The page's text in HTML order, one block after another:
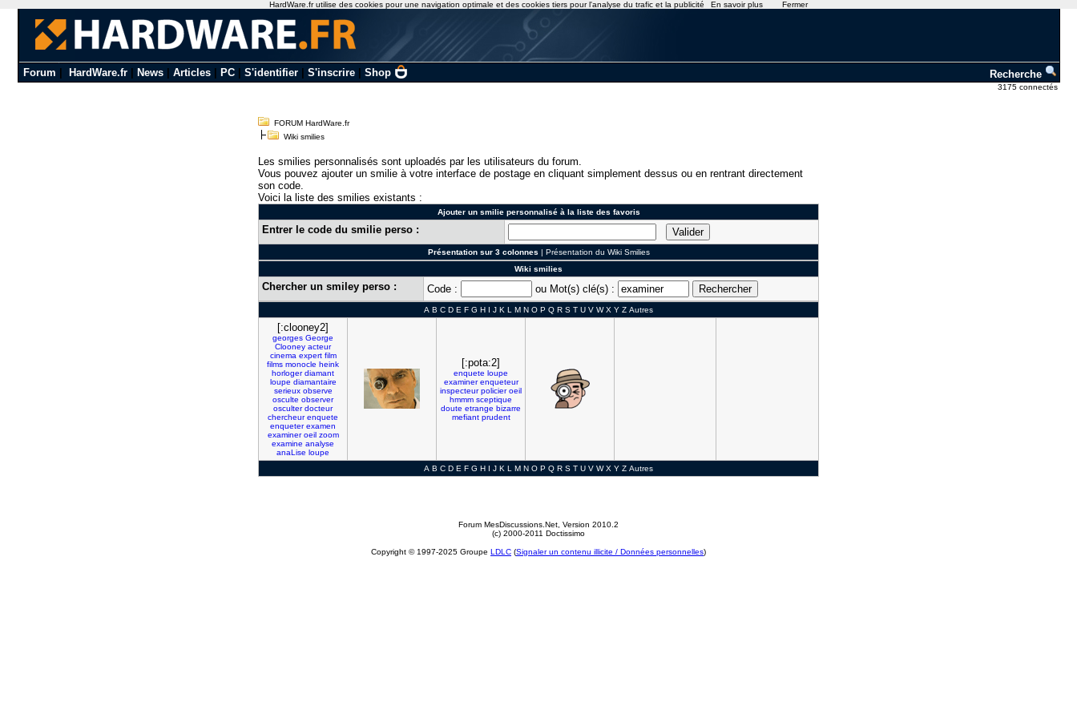
Forum HardWare.fr| News| Articles| PC| S'identifier| S'inscrire| Shop Recherche
3175 connectés
FORUM HardWare.fr
Wiki smilies
Les smilies personnalisés sont uploadés par les utilisateurs du forum.
Vous pouvez ajouter un smilie à votre interface de postage en cliquant simplement dessus ou en rentrant directement
son code.
Voici la liste des smilies existants :
Ajouter un smilie personnalisé à la liste des favoris
Entrer le code du smilie perso :
Présentation sur 3 colonnes | Présentation du Wiki Smilies
Wiki smilies
Chercher un smiley perso : Code : ou Mot(s) clé(s) :
A B C D E F G H I J K L M N O P Q R S T U V W X Y Z Autres
[:clooney2]
georges George
Clooney acteur
cinema expert film
films monocle heink
horloger diamant
loupe diamantaire
serieux observe
osculte observer
osculter docteur
chercheur enquete
enqueter examen
examiner oeil zoom
examine analyse
anaLise loupe
[:pota:2]
enquete loupe
examiner enqueteur
inspecteur policier oeil
hmmm sceptique
doute etrange bizarre
mefiant prudent
A B C D E F G H I J K L M N O P Q R S T U V W X Y Z Autres
Forum MesDiscussions.Net , Version 2010.2
(c) 2000-2011 Doctissimo
Copyright © 1997-2025 Groupe LDLC (Signaler un contenu illicite / Données personnelles)
HardWare.fr utilise des cookies pour une navigation optimale et des cookies tiers pour l'analyse du trafic et la publicité En savoir plus Fermer